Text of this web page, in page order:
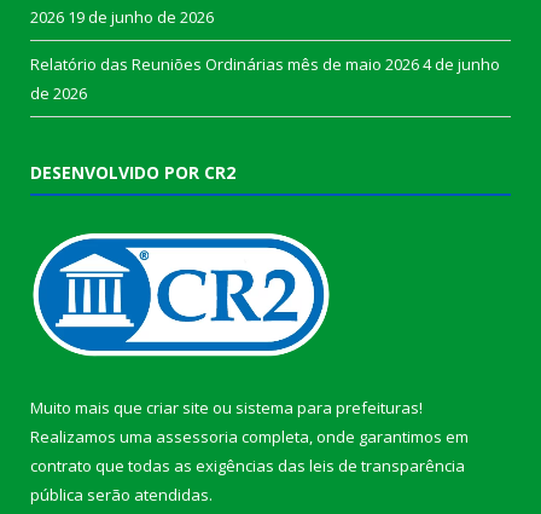
2026 19 de junho de 2026
Relatório das Reuniões Ordinárias mês de maio 20264 de junho
de 2026
DESENVOLVIDO POR CR2
Muito mais que criar site ou sistema para prefeituras!
Realizamos uma assessoria completa, onde garantimos em
contrato que todas as exigências das leis de transparência
pública serão atendidas.